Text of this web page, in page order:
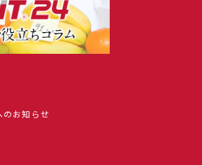
のお知らせ